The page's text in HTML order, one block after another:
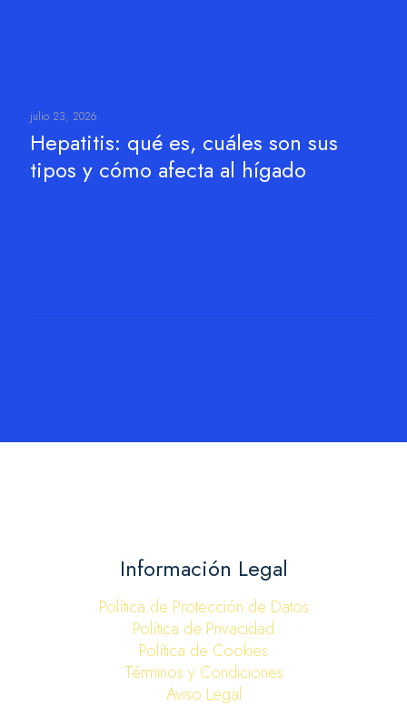
julio 23, 2026
Hepatitis: qué es, cuáles son sus
tipos y cómo afecta al hígado
Información Legal
Política de Protección de Datos
Política de Privacidad
Política de Cookies
Términos y Condiciones
Aviso Legal